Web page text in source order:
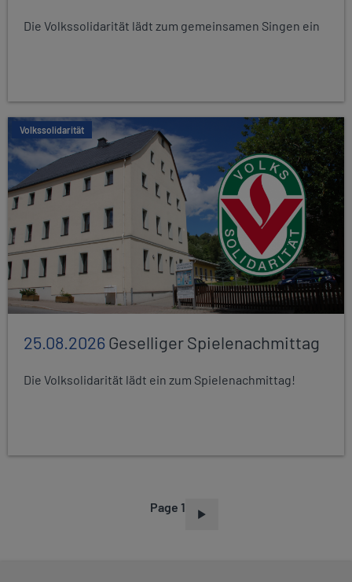
Die Volkssolidarität lädt zum gemeinsamen Singen ein
Volkssolidarität
25.08.2026Geselliger Spielenachmittag
Die Volksolidarität lädt ein zum Spielenachmittag!
Page 1